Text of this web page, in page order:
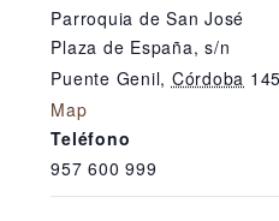
Parroquia de San José
Plaza de España, s/n
Puente Genil, Córdoba
Map
Teléfono
957 600 999